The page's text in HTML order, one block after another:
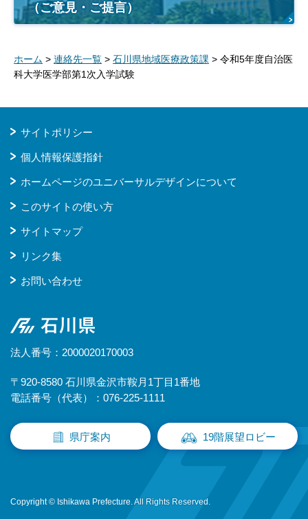
（ご意見・ご提言）
ホーム > 連絡先一覧 > 石川県地域医療政策課 > 令和5年度自治医
科大学医学部第1次入学試験
サイトポリシー
個人情報保護指針
ホームページのユニバーサルデザインについて
このサイトの使い方
サイトマップ
リンク集
お問い合わせ
石川県
法人番号：2000020170003
〒920-8580 石川県金沢市鞍月1丁目1番地
電話番号（代表）：076-225-1111
県庁案内 19階展望ロビー
Copyright © Ishikawa Prefecture. All Rights Reserved.